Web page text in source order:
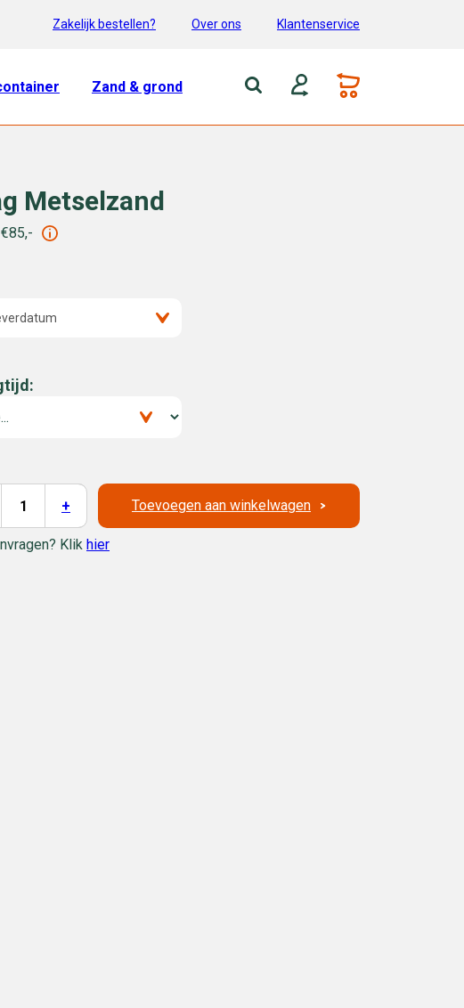
Zakelijk bestellen? Over ons Klantenservice
Zand & grond
Metselzand
€85,-
+ Toevoegen aan winkelwagen
Klik hier